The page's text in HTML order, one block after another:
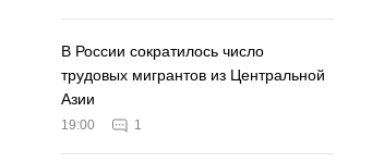
В России сократилось число
трудовых мигрантов из Центральной
Азии
19:00 1